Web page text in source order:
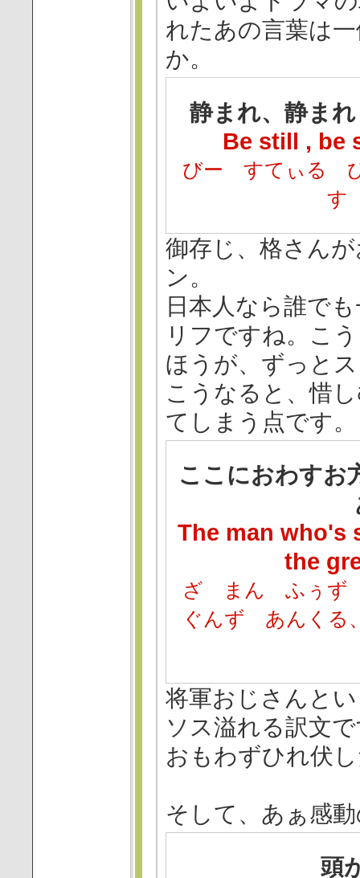
れたあの言葉は
か。
静まれ、静ま
Be still , be
びー すてぃる
す
御存じ、格さん
ン。
日本人なら誰で
リフですね。こ
ほうが、ずっと
こうなると、惜
てしまう点です。
ここにおわすお
The man who's
the
ざ まん ふぅず
ぐんず あんく
将軍おじさんと
ソス溢れる訳文
おもわずひれ伏
そして、あぁ感
頭